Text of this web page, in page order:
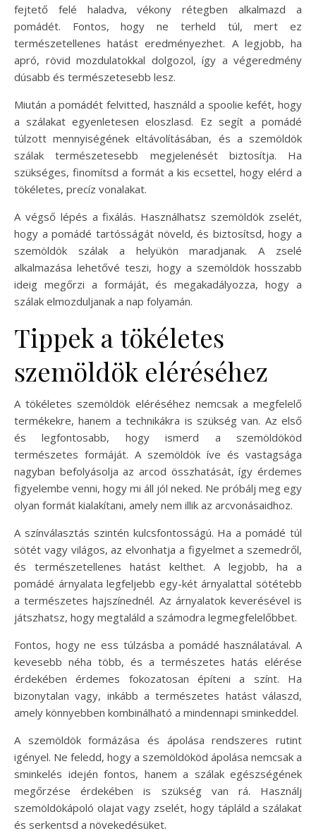
fejtető felé haladva, vékony rétegben alkalmazd a
pomádét. Fontos, hogy ne terheld túl, mert ez
természetellenes hatást eredményezhet. A legjobb, ha
apró, rövid mozdulatokkal dolgozol, így a végeredmény
dúsabb és természetesebb lesz.
Miután a pomádét felvitted, használd a spoolie kefét, hogy
a szálakat egyenletesen eloszlasd. Ez segít a pomádé
túlzott mennyiségének eltávolításában, és a szemöldök
szálak természetesebb megjelenését biztosítja. Ha
szükséges, finomítsd a formát a kis ecsettel, hogy elérd a
tökéletes, precíz vonalakat.
A végső lépés a fixálás. Használhatsz szemöldök zselét,
hogy a pomádé tartósságát növeld, és biztosítsd, hogy a
szemöldök szálak a helyükön maradjanak. A zselé
alkalmazása lehetővé teszi, hogy a szemöldök hosszabb
ideig megőrzi a formáját, és megakadályozza, hogy a
szálak elmozduljanak a nap folyamán.
Tippek a tökéletes
szemöldök eléréséhez
A tökéletes szemöldök eléréséhez nemcsak a megfelelő
termékekre, hanem a technikákra is szükség van. Az első
és legfontosabb, hogy ismerd a szemöldököd
természetes formáját. A szemöldök íve és vastagsága
nagyban befolyásolja az arcod összhatását, így érdemes
figyelembe venni, hogy mi áll jól neked. Ne próbálj meg egy
olyan formát kialakítani, amely nem illik az arcvonásaidhoz.
A színválasztás szintén kulcsfontosságú. Ha a pomádé túl
sötét vagy világos, az elvonhatja a figyelmet a szemedről,
és természetellenes hatást kelthet. A legjobb, ha a
pomádé árnyalata legfeljebb egy-két árnyalattal sötétebb
a természetes hajszínednél. Az árnyalatok keverésével is
játszhatsz, hogy megtaláld a számodra legmegfelelőbbet.
Fontos, hogy ne ess túlzásba a pomádé használatával. A
kevesebb néha több, és a természetes hatás elérése
érdekében érdemes fokozatosan építeni a színt. Ha
bizonytalan vagy, inkább a természetes hatást válaszd,
amely könnyebben kombinálható a mindennapi sminkeddel.
A szemöldök formázása és ápolása rendszeres rutint
igényel. Ne feledd, hogy a szemöldököd ápolása nemcsak a
sminkelés idején fontos, hanem a szálak egészségének
megőrzése érdekében is szükség van rá. Használj
szemöldökápoló olajat vagy zselét, hogy tápláld a szálakat
és serkentsd a növekedésüket.